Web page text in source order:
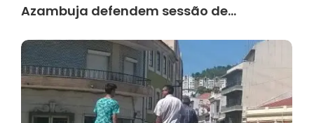
Azambuja defendem sessão de…